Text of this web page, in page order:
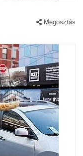
Megosztás